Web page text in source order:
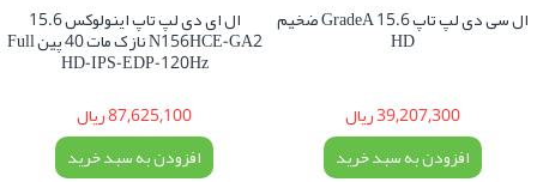
ال سی دی لپ تاپ 15.6 GradeA ضخیم
HD
39,207,300 ریال
افزودن به سبد خرید
ال ای دی لپ تاپ اینولوکس 15.6
N156HCE-GA2 نازک مات 40 پین Full
HD-IPS-EDP-120Hz
87,625,100 ریال
افزودن به سبد خرید